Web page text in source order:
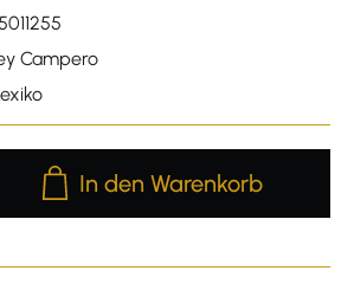
Campero
Anzahl: Gib den
In den Warenkorb